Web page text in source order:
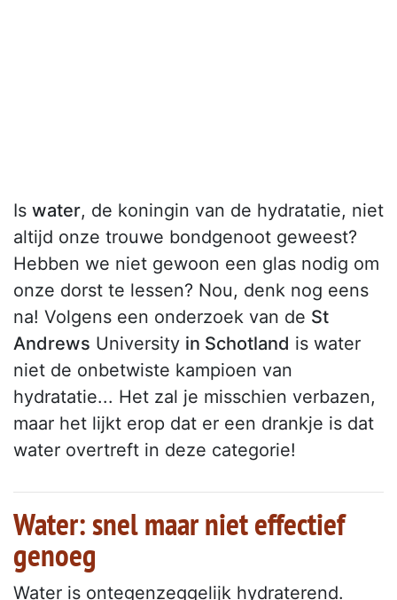
Is water, de koningin van de hydratatie, niet
altijd onze trouwe bondgenoot geweest?
Hebben we niet gewoon een glas nodig om
onze dorst te lessen? Nou, denk nog eens
na! Volgens een onderzoek van de St
Andrews University in Schotland is water
niet de onbetwiste kampioen van
hydratatie... Het zal je misschien verbazen,
maar het lijkt erop dat er een drankje is dat
water overtreft in deze categorie!
Water: snel maar niet effectief
genoeg
Water is ontegenzeggelijk hydraterend.